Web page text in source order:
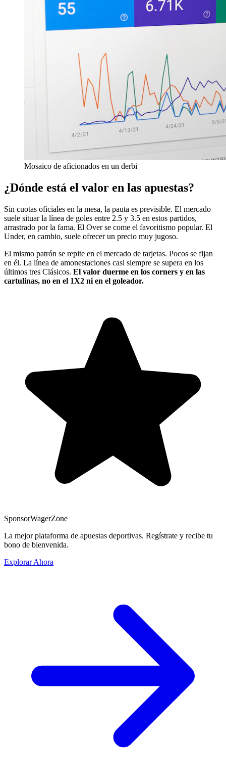
Mosaico de aficionados en un derbi
¿Dónde está el valor en las apuestas?
Sin cuotas oficiales en la mesa, la pauta es previsible. El mercado
suele situar la línea de goles entre 2.5 y 3.5 en estos partidos,
arrastrado por la fama. El Over se come el favoritismo popular. El
Under, en cambio, suele ofrecer un precio muy jugoso.
El mismo patrón se repite en el mercado de tarjetas. Pocos se fijan
en él. La línea de amonestaciones casi siempre se supera en los
últimos tres Clásicos. El valor duerme en los corners y en las
cartulinas, no en el 1X2 ni en el goleador.
SponsorWagerZone
La mejor plataforma de apuestas deportivas. Regístrate y recibe tu
bono de bienvenida.
Explorar Ahora